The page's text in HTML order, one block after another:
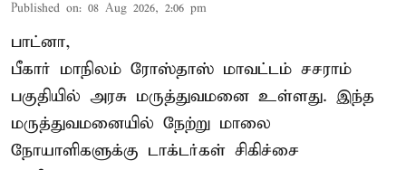
Published on: 08 Aug 2026, 2:06 pm
பாட்னா,
பீகார் மாநிலம் ரோஸ்தாஸ் மாவட்டம் சசராம்
பகுதியில் அரசு மருத்துவமனை உள்ளது. இந்த
மருத்துவமனையில் நேற்று மாலை
நோயாளிகளுக்கு டாக்டர்கள் சிகிச்சை